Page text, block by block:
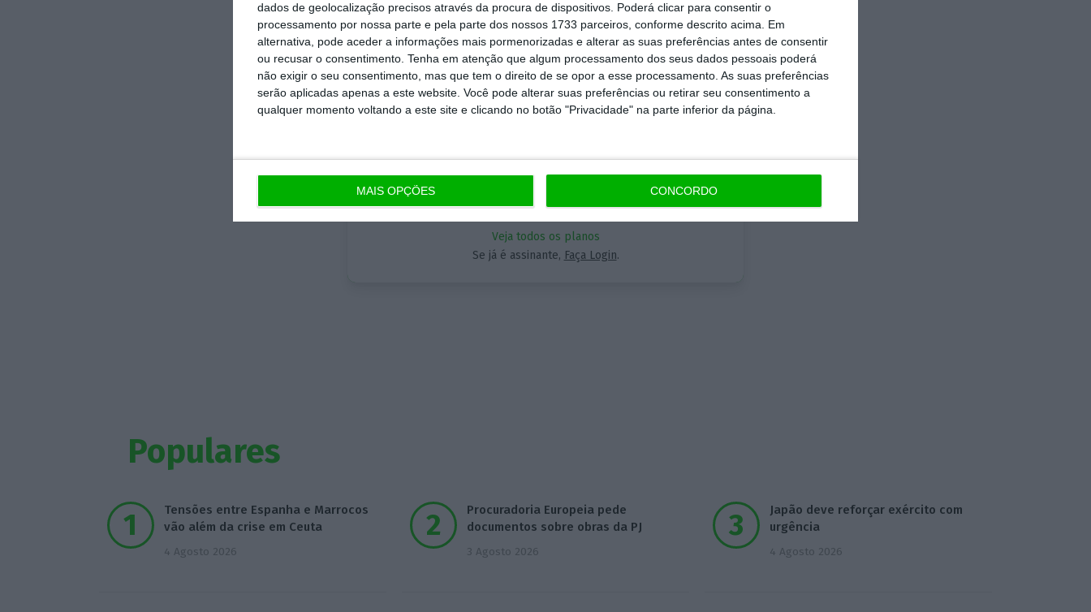
dados de geolocalização precisos através da procura de dispositivos. Poderá clicar para consentir o
processamento por nossa parte e pela parte dos nossos 1733 parceiros, conforme descrito acima. Em
alternativa, pode aceder a informações mais pormenorizadas e alterar as suas preferências antes de consentir
ou recusar o consentimento. Tenha em atenção que algum processamento dos seus dados pessoais poderá
não exigir o seu consentimento, mas que tem o direito de se opor a esse processamento. As suas preferências
serão aplicadas apenas a este website. Você pode alterar suas preferências ou retirar seu consentimento a
qualquer momento voltando a este site e clicando no botão "Privacidade" na parte inferior da página.
MAIS OPÇÕES CONCORDO
Aceda às notícias premium do ECO. Torne-se assinante.
A partir de 5€
Veja todos os planos
Se já é assinante, Faça Login.
Assine o ECO Premium
No momento em que a informação é mais importante do
que nunca, apoie o jornalismo independente e rigoroso.
De que forma? Assine o ECO Premium e tenha acesso a
notícias exclusivas, à opinião que conta, às reportagens e
especiais que mostram o outro lado da história.
Esta assinatura é uma forma de apoiar o ECO e os seus
Populares
Tensões entre Espanha e Marrocos
vão além da crise em Ceuta
4 Agosto 2026
Procuradoria Europeia pede
documentos sobre obras da PJ
3 Agosto 2026
Japão deve reforçar exército com
urgência
4 Agosto 2026